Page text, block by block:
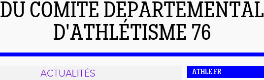
DU COMITÉ DÉPARTEMENTAL
D'ATHLÉTISME 76
ACTUALITÉS
ATHLE.FR